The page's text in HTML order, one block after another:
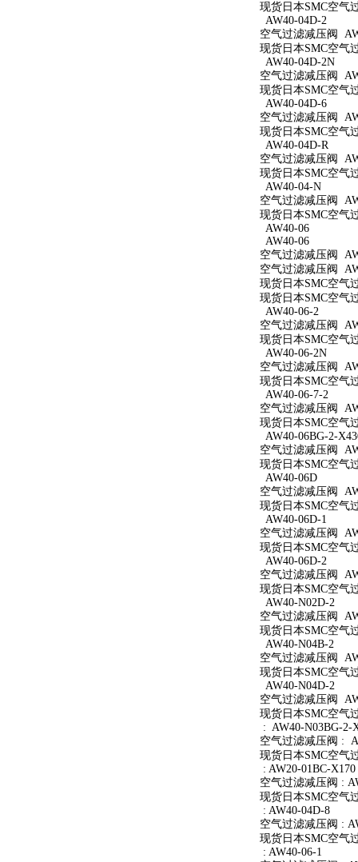
现货日本SMC空气
AW40-04D-2
空气过滤减压阀
现货日本SMC空气
AW40-04D-2N
空气过滤减压阀
现货日本SMC空气
AW40-04D-6
空气过滤减压阀
现货日本SMC空气
AW40-04D-R
空气过滤减压阀
现货日本SMC空气
AW40-04-N
空气过滤减压阀
现货日本SMC空气
AW40-06
AW40-06
空气过滤减压阀
空气过滤减压阀
现货日本SMC空气
现货日本SMC空气
AW40-06-2
空气过滤减压阀
现货日本SMC空气
AW40-06-2N
空气过滤减压阀
现货日本SMC空气
AW40-06-7-2
空气过滤减压阀
现货日本SMC空气
AW40-06BG-2-
空气过滤减压阀
现货日本SMC空气
AW40-06D
空气过滤减压阀
现货日本SMC空气
AW40-06D-1
空气过滤减压阀
现货日本SMC空气
AW40-06D-2
空气过滤减压阀
现货日本SMC空气
AW40-N02D-2
空气过滤减压阀
现货日本SMC空气
AW40-N04B-2
空气过滤减压阀
现货日本SMC空气
AW40-N04D-2
空气过滤减压阀
现货日本SMC空气
: AW40-N03BG-2-
空气过滤减压阀 :
现货日本SMC空气
: AW20-01BC-X170
空气过滤减压阀 :
现货日本SMC空气
: AW40-04D-8
空气过滤减压阀 :
现货日本SMC空气
: AW40-06-1